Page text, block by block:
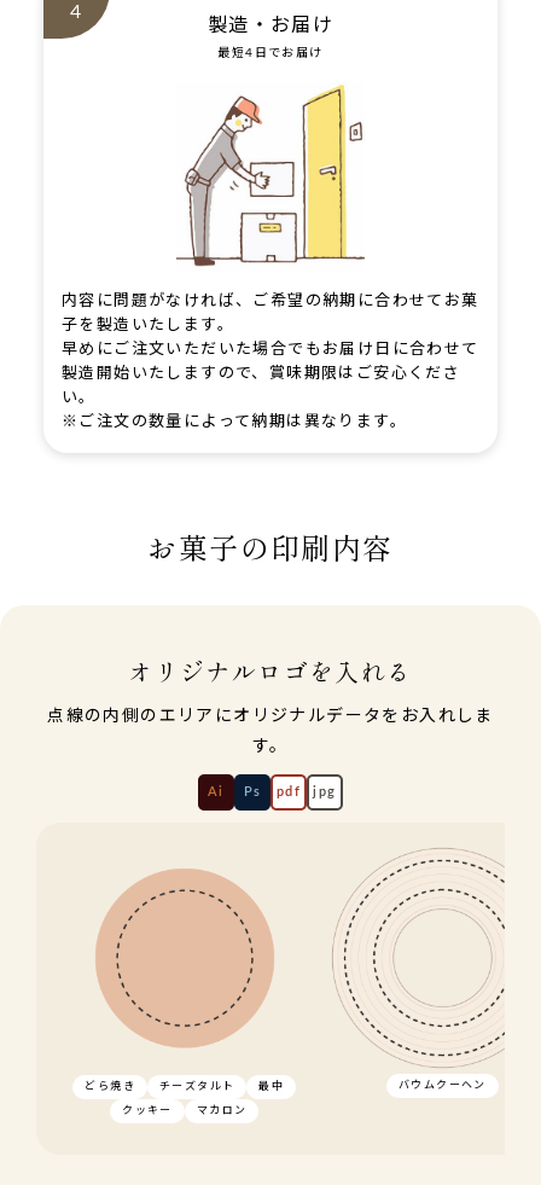
4
製造・お届け
最短4日でお届け
内容に問題がなければ、ご希望の納期に合わせてお菓
子を製造いたします。
早めにご注文いただいた場合でもお届け日に合わせて
製造開始いたしますので、賞味期限はご安心くださ
い。
※ご注文の数量によって納期は異なります。
お菓子の印刷内容
オリジナルロゴを入れる
点線の内側のエリアにオリジナルデータをお入れしま
す。
Ai Ps pdf jpg
どら焼き チーズタルト 最中
クッキー マカロン
バウムクーヘン